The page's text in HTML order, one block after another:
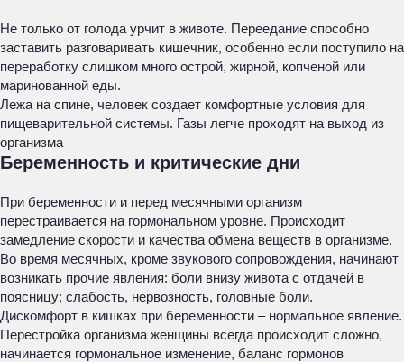
Не только от голода урчит в животе. Переедание способно
заставить разговаривать кишечник, особенно если поступило на
переработку слишком много острой, жирной, копченой или
маринованной еды.
Лежа на спине, человек создает комфортные условия для
пищеварительной системы. Газы легче проходят на выход из
организма
Беременность и критические дни
При беременности и перед месячными организм
перестраивается на гормональном уровне. Происходит
замедление скорости и качества обмена веществ в организме.
Во время месячных, кроме звукового сопровождения, начинают
возникать прочие явления: боли внизу живота с отдачей в
поясницу; слабость, нервозность, головные боли.
Дискомфорт в кишках при беременности – нормальное явление.
Перестройка организма женщины всегда происходит сложно,
начинается гормональное изменение, баланс гормонов